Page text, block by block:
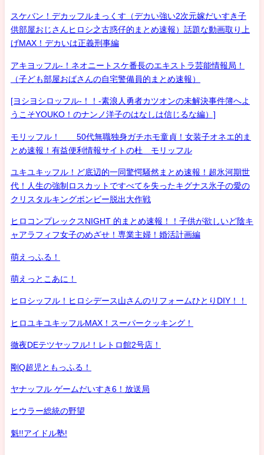
スケバン！デカッフルまっくす（デカい強い2次元嫁だいすき子
供部屋おじさんヒロシ之古惑仔的まとめ速報）話題な動画取り上
げMAX！デカいは正義刑事編
アキヨッフル-！ネオニートスケ番長のエキストラ芸能情報局！
（子ども部屋おばさんの自宅警備員的まとめ速報）
[ヨシヨシロッフル-！！-素浪人勇者カツオンの未解決事件簿へよ
うこそYOUKO！のナンノ洋子のはなしは信じるな編）]
モリッフル！ 50代無職独身ガチホモ童貞！女装子オネエ的ま
とめ速報！有益便利情報サイトの杜 モリッフル
ユキユキッフル！ど底辺的一同驚愕騒然まとめ速報！超氷河期世
代！人生の強制ロスカットですべてを失ったキグナス氷子の愛の
クリスタルキングボンビー脱出大作戦
ヒロコンプレックスNIGHT 的まとめ速報！！子供が欲しいど陰キ
ャアラフィフ女子のめざせ！専業主婦！婚活計画編
萌えっふる！
萌えっとこあに！
ヒロシッフル！ヒロシデース山さんのリフォームひとりDIY！！
ヒロユキユキッフルMAX！スーパークッキング！
徹夜DEテツヤッフル!！レトロ館2号店！
剛Q超児ともっふる！
ヤナッフル ゲームだいすき6！放送局
ヒウラー総統の野望
魁!!アイドル塾!